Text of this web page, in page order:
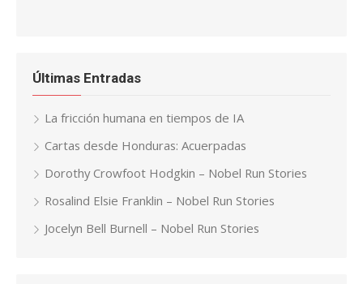
Últimas Entradas
La fricción humana en tiempos de IA
Cartas desde Honduras: Acuerpadas
Dorothy Crowfoot Hodgkin – Nobel Run Stories
Rosalind Elsie Franklin – Nobel Run Stories
Jocelyn Bell Burnell – Nobel Run Stories